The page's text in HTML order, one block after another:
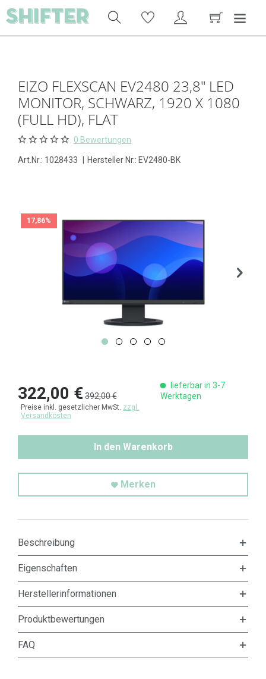
EIZO FLEXSCAN EV2480 23,8" LED
MONITOR, SCHWARZ, 1920 X 1080
(FULL HD), FLAT
0 Bewertungen
Art.Nr.: 1028433 Hersteller Nr.: EV2480-BK
17,86%
322,00 €392,00 €
Preise inkl. gesetzlicher MwSt. zzgl.
Versandkosten
lieferbar in 3-7
Werktagen
In den Warenkorb
Merken
Beschreibung
Eigenschaften
Herstellerinformationen
Produktbewertungen
FAQ